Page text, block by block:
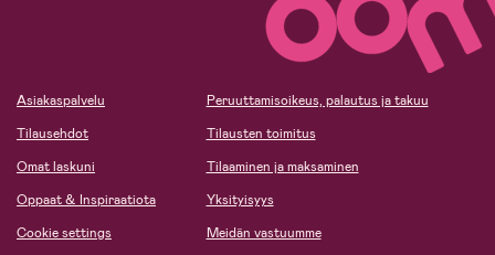
Asiakaspalvelu
Tilausehdot
Omat laskuni
Oppaat & Inspiraatiota
Cookie settings
Peruuttamisoikeus, palautus ja takuu
Tilausten toimitus
Tilaaminen ja maksaminen
Yksityisyys
Meidän vastuumme